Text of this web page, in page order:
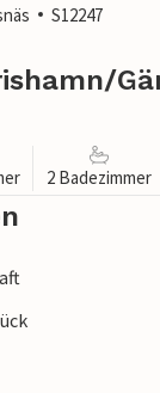
S12247
2 Badezimmer